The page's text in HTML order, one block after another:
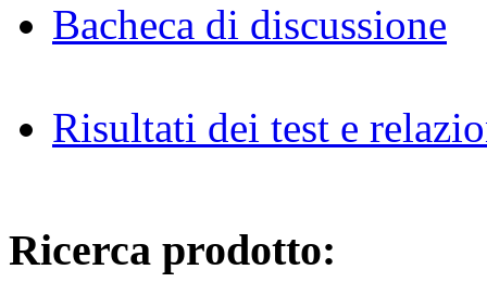
Bacheca di discussione
Risultati dei test e
Ricerca prodotto: